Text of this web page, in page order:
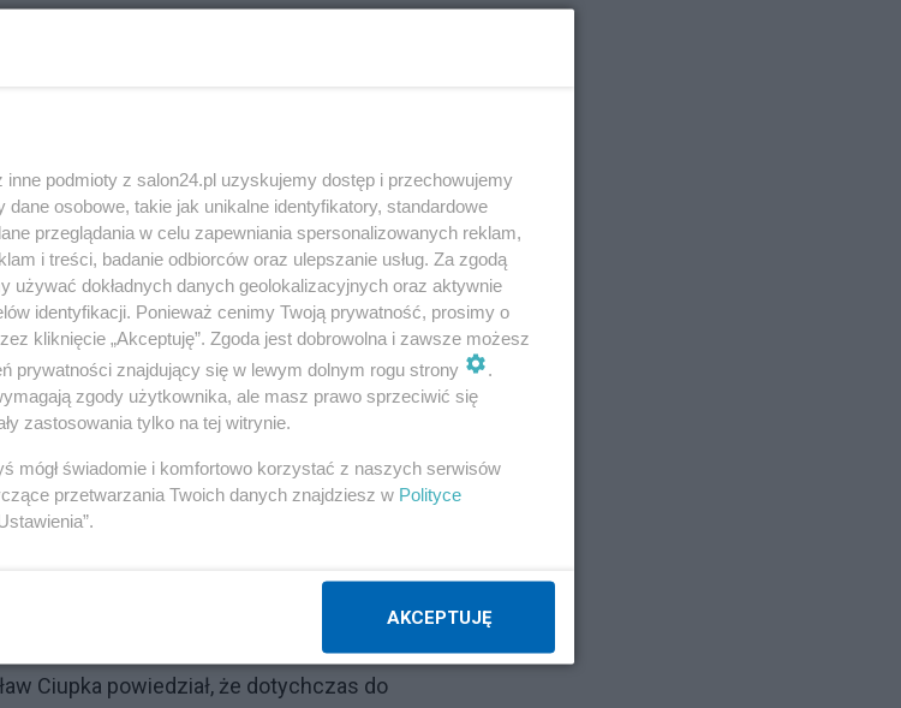
życia mężczyzny nie udało się
- napisała załoga karetki w
podjęcie kroków w tej sprawie.
Pielęgniarek i Położnych.
Ciupka powiedział, że dotychczas do
podmioty z salon24.pl uzyskujemy dostęp i przechowujemy
osobowe, takie jak unikalne identyfikatory, standardowe
przeglądania w celu zapewniania spersonalizowanych reklam,
i treści, badanie odbiorców oraz ulepszanie usług. Za zgodą
używać dokładnych danych geolokalizacyjnych oraz aktywnie
identyfikacji. Ponieważ cenimy Twoją prywatność, prosimy o
kliknięcie „Akceptuję”. Zgoda jest dobrowolna i zawsze możesz
prywatności znajdujący się w lewym dolnym rogu strony
.
zgody użytkownika, ale masz prawo sprzeciwić się
zastosowania tylko na tej witrynie.
mógł świadomie i komfortowo korzystać z naszych serwisów
przetwarzania Twoich danych znajdziesz w Polityce
AKCEPTUJĘ